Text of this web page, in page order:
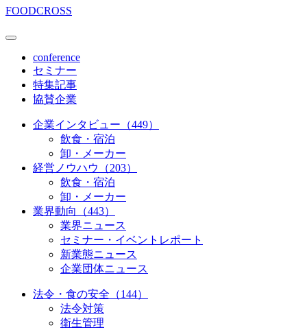
FOODCROSS
conference
セミナー
特集記事
協賛企業
企業インタビュー（449）
飲食・宿泊
卸・メーカー
経営ノウハウ（203）
飲食・宿泊
卸・メーカー
業界動向（443）
業界ニュース
セミナー・イベントレポート
新業態ニュース
企業団体ニュース
法令・食の安全（144）
法令対策
衛生管理